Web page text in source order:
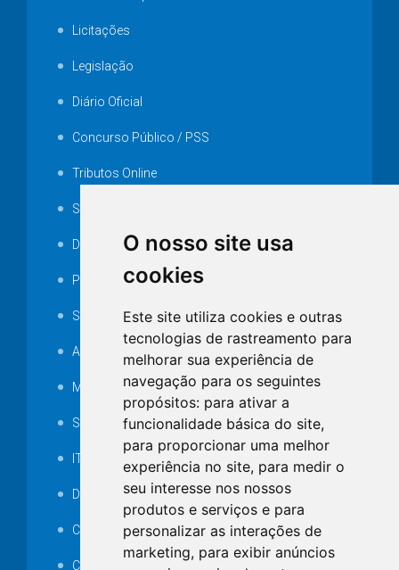
O nosso site usa
cookies
Este site utiliza cookies e outras
tecnologias de rastreamento para
melhorar sua experiência de
navegação para os seguintes
propósitos: para ativar a
funcionalidade básica do site,
para proporcionar uma melhor
experiência no site, para medir o
seu interesse nos nossos
produtos e serviços e para
personalizar as interações de
marketing, para exibir anúncios
Licitações
Legislação
Diário Oficial
Concurso Público / PSS
Tributos Online
Serviços ISS-E
Decretos
Portarias
SAMAE
Audiência pública
MANUTENÇÃO DE ILUMINAÇÃO PÚBLICA
Serviços Técnicos TI
ITR
Desapropriações
Catalogo Eletrônico de Padronização
Consórcios Municipais